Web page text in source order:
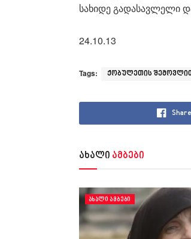
სახიდე გადასავლელი
24.10.13
Tags: ქობულეთის
Share
ახალი ამბები
ᲐᲮᲐᲚᲘ ᲐᲛᲑᲔᲑᲘ